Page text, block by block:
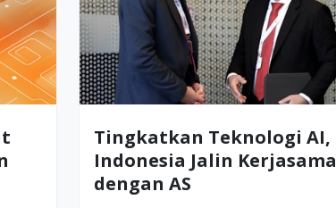
Tingkatkan Teknologi AI,
Indonesia Jalin Kerjasama
dengan AS